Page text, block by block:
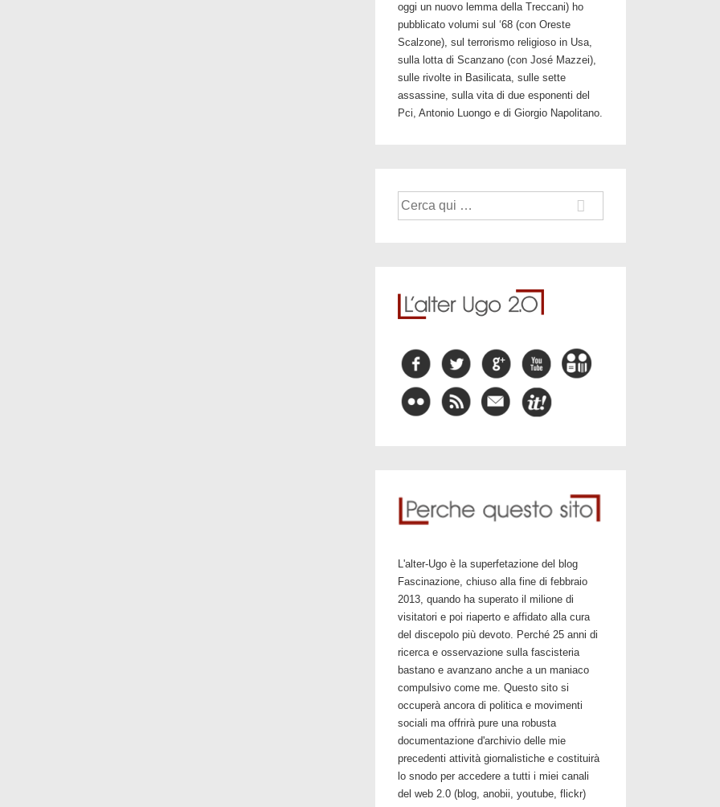
oggi un nuovo lemma della Treccani) ho
pubblicato volumi sul ‘68 (con Oreste
Scalzone), sul terrorismo religioso in Usa,
sulla lotta di Scanzano (con José Mazzei),
sulle rivolte in Basilicata, sulle sette
assassine, sulla vita di due esponenti del
Pci, Antonio Luongo e di Giorgio Napolitano.
Cerca:
L'alter-Ugo è la superfetazione del blog
Fascinazione, chiuso alla fine di febbraio
2013, quando ha superato il milione di
visitatori e poi riaperto e affidato alla cura
del discepolo più devoto. Perché 25 anni di
ricerca e osservazione sulla fascisteria
bastano e avanzano anche a un maniaco
compulsivo come me. Questo sito si
occuperà ancora di politica e movimenti
sociali ma offrirà pure una robusta
documentazione d'archivio delle mie
precedenti attività giornalistiche e costituirà
lo snodo per accedere a tutti i miei canali
del web 2.0 (blog, anobii, youtube, flickr)